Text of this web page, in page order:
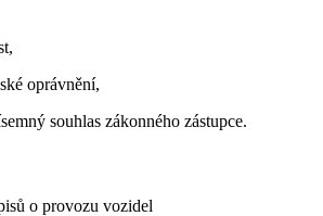
oprávnění,
souhlas zákonného zástupce.
o provozu vozidel